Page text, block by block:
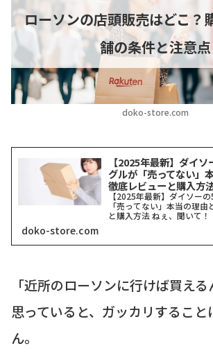
doko-store.com
ローソンの店頭販売はどこ？
舗の条件と注意点
【2025年最新】ダイ
グルが「売ってない」
徹底レビューと購入方
【2025年最新】ダイソー
「売ってない」本当の理
と購入方法 ねぇ、聞いて
グル、どこにも売ってな
のアナタ、同じ気持ちで
ね？一時期、...
doko-store.com
「近所のローソンに行けば買え
思っていると、ガッカリすること
ん。